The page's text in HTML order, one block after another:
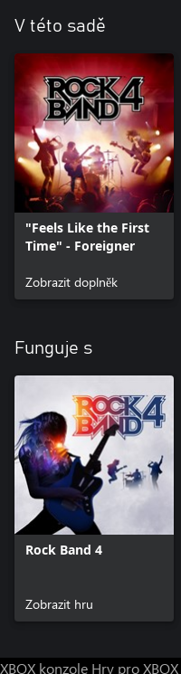
V této sadě
"Feels Like the First
Time" - Foreigner
Zobrazit doplněk
Funguje s
Rock Band 4
Zobrazit hru
XBOX konzole Hry pro XBOX